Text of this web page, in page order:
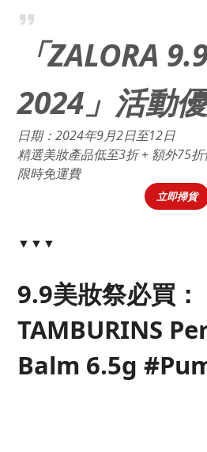
「ZALORA
2024」活動
日期：2024年9月2日至12日
精選美妝產品低至3折 + 額外75
限時免運費
立即掃貨
▼▼▼
9.9美妝祭必買：
TAMBURINS
Balm 6.5g